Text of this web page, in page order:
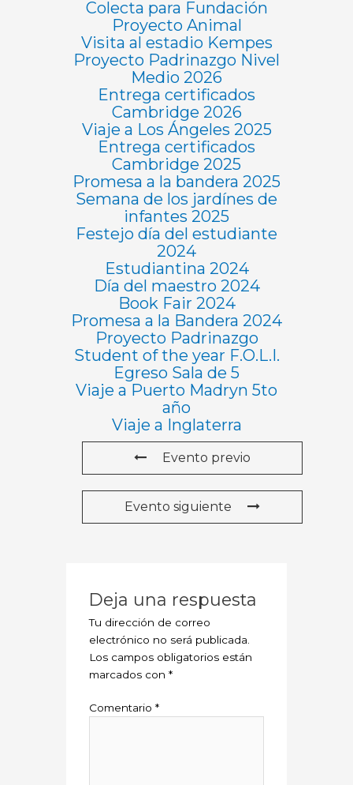
Colecta para Fundación
Proyecto Animal
Visita al estadio Kempes
Proyecto Padrinazgo Nivel
Medio 2026
Entrega certificados
Cambridge 2026
Viaje a Los Ángeles 2025
Entrega certificados
Cambridge 2025
Promesa a la bandera 2025
Semana de los jardínes de
infantes 2025
Festejo día del estudiante
2024
Estudiantina 2024
Día del maestro 2024
Book Fair 2024
Promesa a la Bandera 2024
Proyecto Padrinazgo
Student of the year F.O.L.I.
Egreso Sala de 5
Viaje a Puerto Madryn 5to
año
Viaje a Inglaterra
Evento previo
Evento siguiente
Deja una respuesta
Tu dirección de correo
electrónico no será publicada.
Los campos obligatorios están
marcados con*
Comentario*